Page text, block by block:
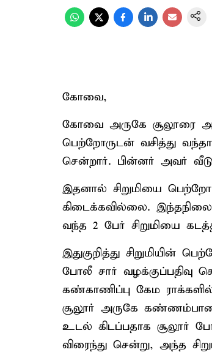
கோவை,
கோவை அருகே சூலூரை
பெற்றோருடன் வசித்து
சென்றார். பின்னர் அவர் வீடு
இதனால் சிறுமியை
கிடைக்கவில்லை.
வந்த 2 பேர் சிறுமியை
இதுகுறித்து சிறுமியின்
போலீ சார் வழக்குப்பதிவு
கண்காணிப்பு கேம
சூலூர் அருகே
உடல் கிடப்பதாக சூலூர்
விரைந்து சென்று, அந்த